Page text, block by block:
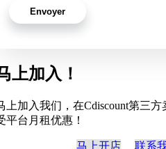
上加入！
上加入我们，在Cdiscount第三
平台月租优惠！
马上开店 联系